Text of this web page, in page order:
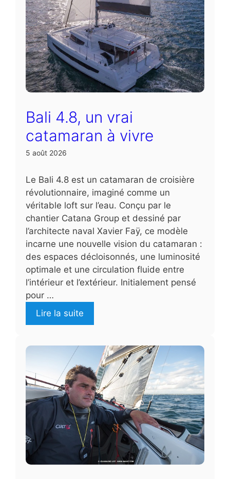
Bali 4.8, un vrai
catamaran à vivre
5 août 2026
Le Bali 4.8 est un catamaran de croisière
révolutionnaire, imaginé comme un
véritable loft sur l’eau. Conçu par le
chantier Catana Group et dessiné par
l’architecte naval Xavier Faÿ, ce modèle
incarne une nouvelle vision du catamaran :
des espaces décloisonnés, une luminosité
optimale et une circulation fluide entre
l’intérieur et l’extérieur. Initialement pensé
pour …
Lire la suite